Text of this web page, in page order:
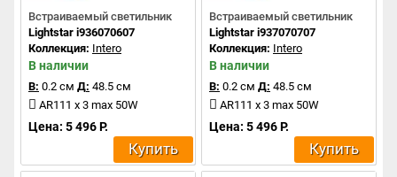
Встраиваемый светильник
Lightstar i936070607
Коллекция: Intero
В наличии
В: 0.2 см Д: 48.5 см
AR111 x 3 max 50W
Цена: 5 496 Р.
Купить
Встраиваемый светильник
Lightstar i937070707
Коллекция: Intero
В наличии
В: 0.2 см Д: 48.5 см
AR111 x 3 max 50W
Цена: 5 496 Р.
Купить